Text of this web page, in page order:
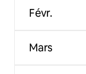
Févr.
Mars